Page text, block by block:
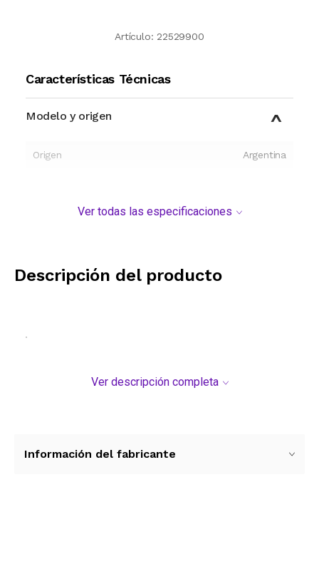
Artículo: 22529900
Características Técnicas
Modelo y origen
Origen Argentina
Ver todas las especificaciones
Descripción del producto
.
Ver descripción completa
Información del fabricante